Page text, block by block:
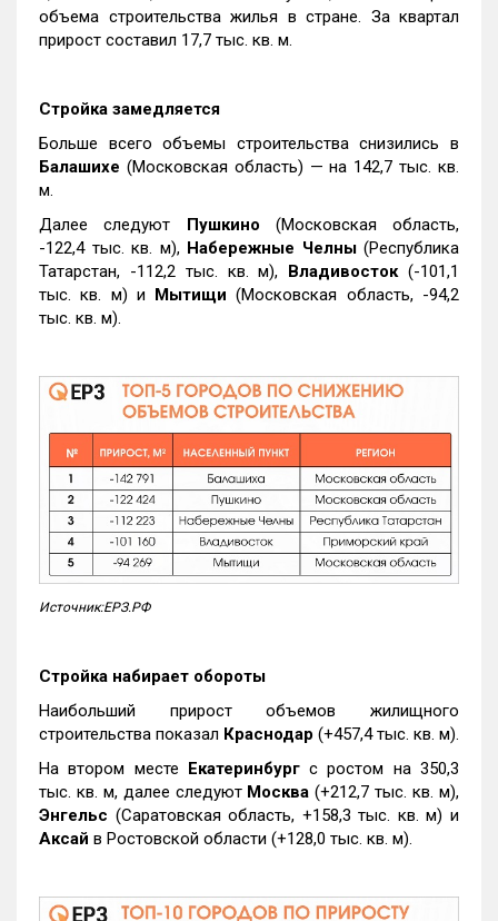
объема строительства жилья в стране. За квартал
прирост составил 17,7 тыс. кв. м.
Стройка замедляется
Больше всего объемы строительства снизились в
Балашихе (Московская область) — на 142,7 тыс. кв.
м.
Далее следуют Пушкино (Московская область,
-122,4 тыс. кв. м), Набережные Челны(Республика
Татарстан, -112,2 тыс. кв. м), Владивосток(-101,1
тыс. кв. м) и Мытищи (Московская область, -94,2
тыс. кв. м).
Источник:ЕРЗ.РФ
Стройка набирает обороты
Наибольший прирост объемов жилищного
строительства показал Краснодар (+457,4 тыс. кв. м).
На втором месте Екатеринбургс ростом на 350,3
тыс. кв. м, далее следуют Москва (+212,7 тыс. кв. м),
Энгельс (Саратовская область, +158,3 тыс. кв. м) и
Аксай в Ростовской области (+128,0 тыс. кв. м).